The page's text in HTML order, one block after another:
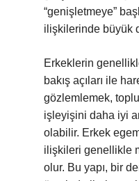
“genişletmeye”
ilişkilerinde büyük
Erkeklerin
bakış açıları ile
gözlemlemek,
işleyişini daha iyi
olabilir. Erkek
ilişkileri genellikle
olur. Bu yapı, bir